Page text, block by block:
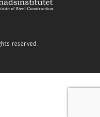
reserved.